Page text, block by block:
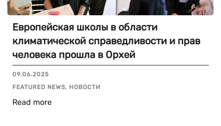
Европейская школы в области
климатической справедливости и прав
человека прошла в Орхей
09.06.2025
FEATURED NEWS, НОВОСТИ
Read more